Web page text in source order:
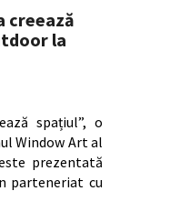
creează
la
spațiul”, o
Window Art al
prezentată
parteneriat cu